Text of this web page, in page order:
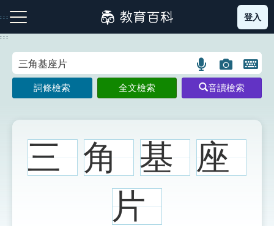
到
主
:::
注音索引圖示 筆畫索引圖示 部首索引表圖示
登入
:::
語
言
搜
示
圖
片
搜
示
開
鍵
圖
詞條檢索 全文檢索 音讀檢索
三 角 基 座
片